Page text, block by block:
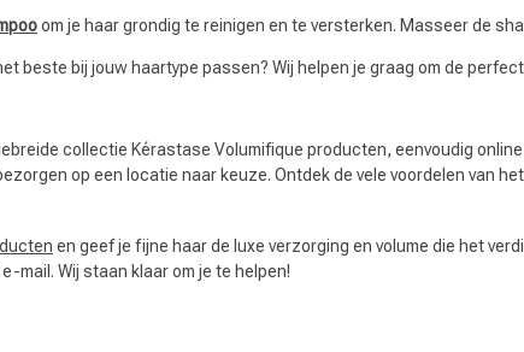
om je haar grondig te reinigen en te versterken. Masseer de
beste bij jouw haartype passen? Wij helpen je graag om de
collectie Kérastase Volumifique producten, eenvoudig
op een locatie naar keuze. Ontdek de vele voordelen van
en geef je fijne haar de luxe verzorging en volume die het
mail. Wij staan klaar om je te helpen!